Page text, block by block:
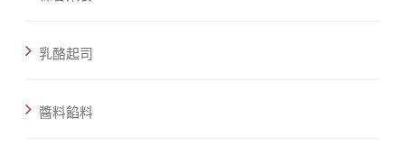
乳酪起司
醬料餡料